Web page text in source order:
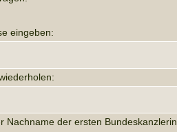
eingeben:
Nachname der ersten Bundeskanzlerin